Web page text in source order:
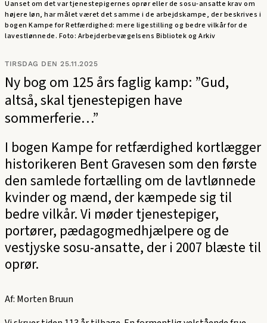
Uanset om det var tjenestepigernes oprør eller de sosu-ansatte krav om
højere løn, har målet været det samme i de arbejdskampe, der beskrives i
bogen Kampe for Retfærdighed: mere ligestilling og bedre vilkår for de
lavestlønnede. Foto: Arbejderbevægelsens Bibliotek og Arkiv
TIRSDAG DEN 25.11.2025
Ny bog om 125 års faglig kamp: ”Gud,
altså, skal tjenestepigen have
sommerferie…”
I bogen Kampe for retfærdighed kortlægger
historikeren Bent Gravesen som den første
den samlede fortælling om de lavtlønnede
kvinder og mænd, der kæmpede sig til
bedre vilkår. Vi møder tjenestepiger,
portører, pædagogmedhjælpere og de
vestjyske sosu-ansatte, der i 2007 blæste til
oprør.
Af: Morten Bruun